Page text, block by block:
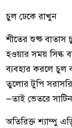
চুল ঢেকে রাখুন
শীতের শুষ্ক বাতাস
হওয়ার সময় সিল্ক
ব্যবহার করলে চুল
তুলোর টুপি সরাসরি
—তাই ভেতরে
অতিরিক্ত শ্যাম্পু